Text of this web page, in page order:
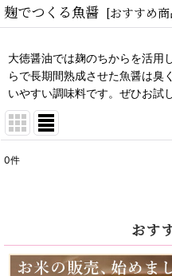
麹でつくる魚醤 [おすすめ商
大徳醤油では麹のちからを活用
らで長期間熟成させた魚醤は臭
いやすい調味料です。ぜひお試
絞
0件
おす